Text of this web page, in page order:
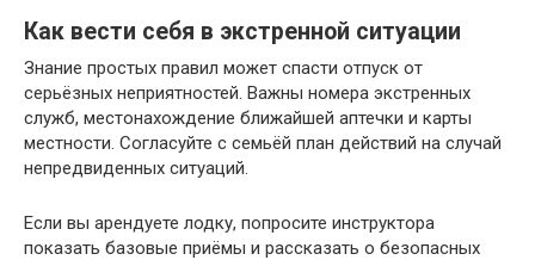
Как вести себя в экстренной ситуации
Знание простых правил может спасти отпуск от
серьёзных неприятностей. Важны номера экстренных
служб, местонахождение ближайшей аптечки и карты
местности. Согласуйте с семьёй план действий на случай
непредвиденных ситуаций.
Если вы арендуете лодку, попросите инструктора
показать базовые приёмы и рассказать о безопасных